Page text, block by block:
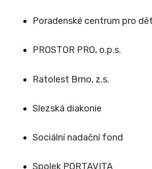
Poradenské centrum pro
PROSTOR PRO, o.p.s.
Ratolest Brno, z.s.
Slezská diakonie
Sociální nadační fond
Spolek PORTAVITA